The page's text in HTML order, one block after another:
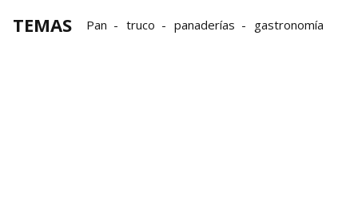
TEMAS Pan truco panaderías gastronomía